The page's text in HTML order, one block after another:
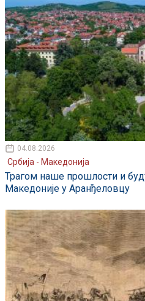
04.08.2026
Србија - Македонија
Трагом наше прошлости и
Македоније у Аранђеловцу